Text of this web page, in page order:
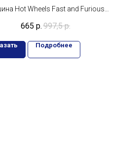
HRW43
Hot Wheels Fast and Furious
из «Форсажа» BUICK GRAND
NATIONAL 1/64
665 р.997,5 р.
Подробнее